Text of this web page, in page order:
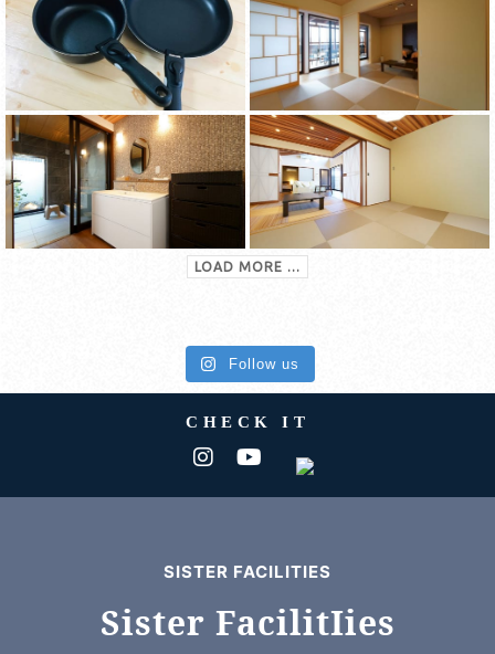
LOAD MORE ...
Follow us
CHECK IT
SISTER FACILITIES
Sister FacilitIies